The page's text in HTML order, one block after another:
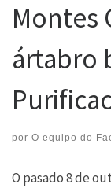
Montes
ártabro
por O equipo do
O pasado 8 de